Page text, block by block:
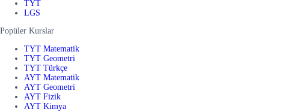
TYT
LGS
Popüler Kurslar
TYT Matematik
TYT Geometri
TYT Türkçe
AYT Matematik
AYT Geometri
AYT Fizik
AYT Kimya